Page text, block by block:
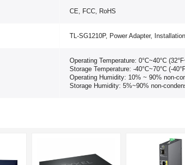
CE, FCC, RoHS
TL-SG1210P, Power Adapter,
Operating Temperature: 0°C~40°C
Storage Temperature: -40°C~70°C (-
Operating Humidity: 10% ~ 90% non-
Storage Humidity: 5%~90% non-